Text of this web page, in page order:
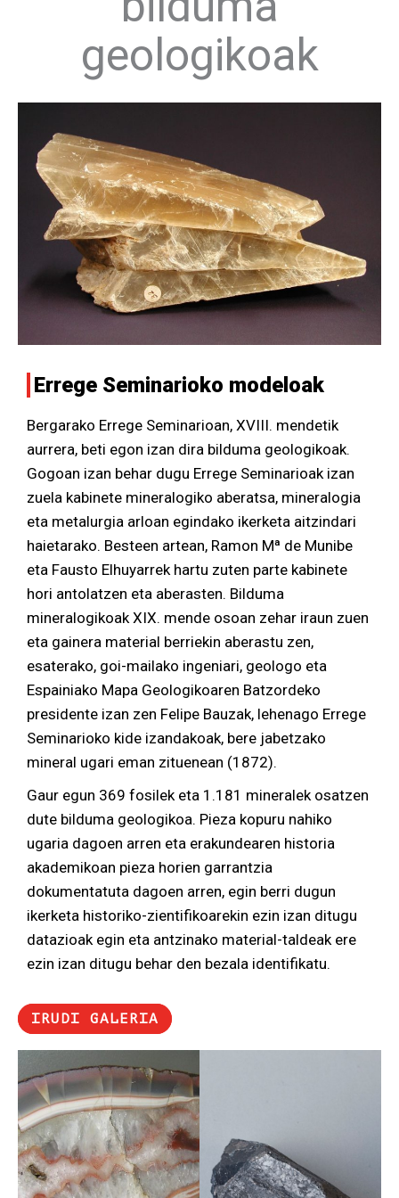
geologikoak
Errege Seminarioko modeloak
Bergarako Errege Seminarioan, XVIII. mendetik
aurrera, beti egon izan dira bilduma geologikoak.
Gogoan izan behar dugu Errege Seminarioak izan
zuela kabinete mineralogiko aberatsa, mineralogia
eta metalurgia arloan egindako ikerketa aitzindari
haietarako. Besteen artean, Ramon Mª de Munibe
eta Fausto Elhuyarrek hartu zuten parte kabinete
hori antolatzen eta aberasten. Bilduma
mineralogikoak XIX. mende osoan zehar iraun zuen
eta gainera material berriekin aberastu zen,
esaterako, goi-mailako ingeniari, geologo eta
Espainiako Mapa Geologikoaren Batzordeko
presidente izan zen Felipe Bauzak, lehenago Errege
Seminarioko kide izandakoak, bere jabetzako
mineral ugari eman zituenean (1872).
Gaur egun 369 fosilek eta 1.181 mineralek osatzen
dute bilduma geologikoa. Pieza kopuru nahiko
ugaria dagoen arren eta erakundearen historia
akademikoan pieza horien garrantzia
dokumentatuta dagoen arren, egin berri dugun
ikerketa historiko-zientifikoarekin ezin izan ditugu
datazioak egin eta antzinako material-taldeak ere
ezin izan ditugu behar den bezala identifikatu.
IRUDI GALERIA